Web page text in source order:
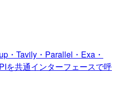
・Tavily・Parallel・Exa・
を共通インターフェースで呼